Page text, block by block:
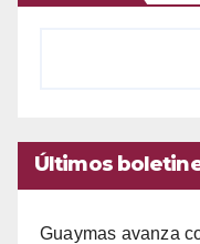
Últimos
Guaymas avanza